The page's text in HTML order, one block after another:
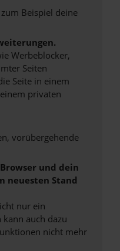
Beispiel deine
Werbeblocker,
Seiten
Seite in einem
privaten
vorübergehende
und dein
neuesten Stand
nur ein
auch dazu
nicht mehr